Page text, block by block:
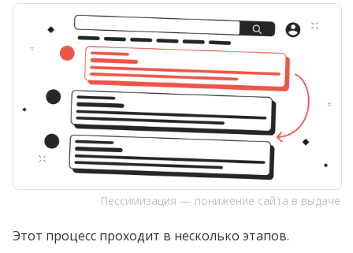
Пессимизация — понижение сайта в выдаче
Этот процесс проходит в несколько этапов.